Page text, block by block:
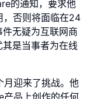
的通知，要求他
，否则将面临在24
无疑为互联网商
是当事者为在线
迎来了挑战。他
品上创作的任何